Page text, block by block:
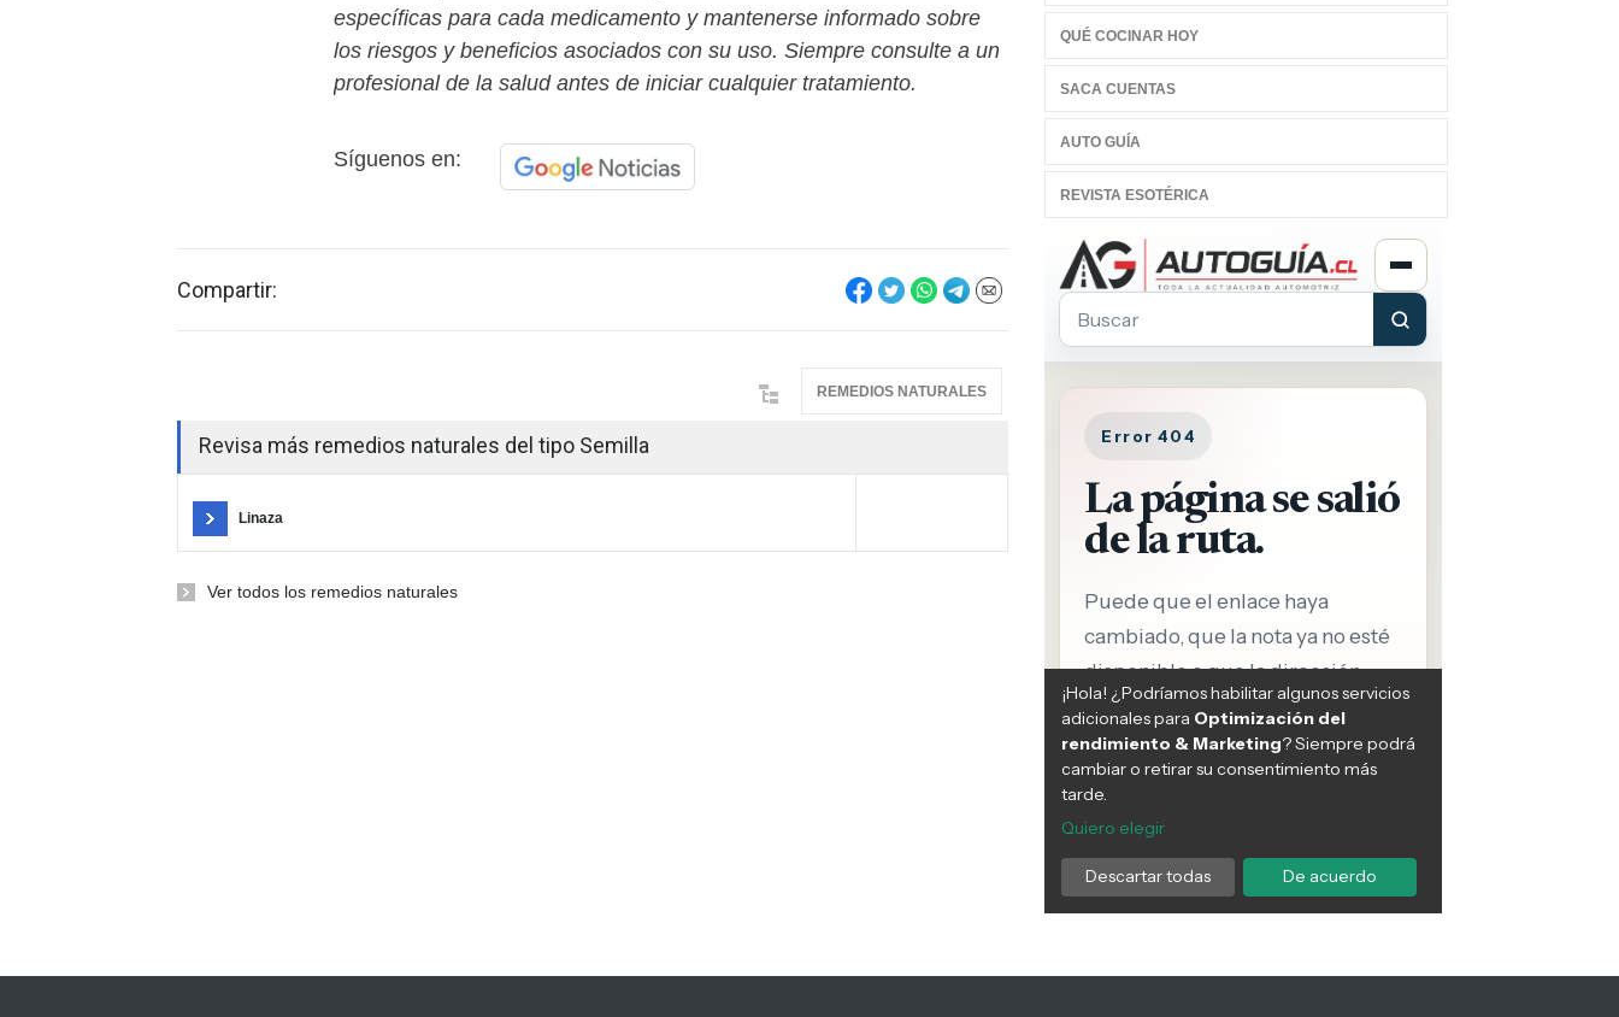
específicas para cada medicamento y mantenerse informado sobre
los riesgos y beneficios asociados con su uso. Siempre consulte a un
profesional de la salud antes de iniciar cualquier tratamiento.
Síguenos en:
Compartir:
REMEDIOS NATURALES
Revisa más remedios naturales del tipo Semilla
Linaza
Ver todos los remedios naturales
QUÉ COCINAR HOY
SACA CUENTAS
AUTO GUÍA
REVISTA ESOTÉRICA